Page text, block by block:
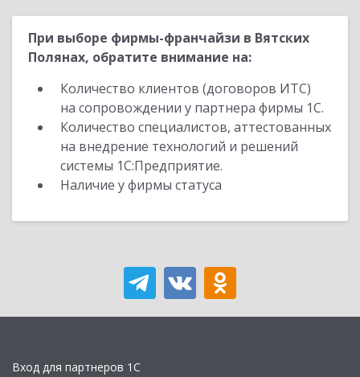
При выборе фирмы-франчайзи в Вятских
Полянах, обратите внимание на:
Количество клиентов (договоров ИТС)
на сопровождении у партнера фирмы 1С.
Количество специалистов, аттестованных
на внедрение технологий и решений
системы 1С:Предприятие.
Наличие у фирмы статуса
Вход для партнеров 1С